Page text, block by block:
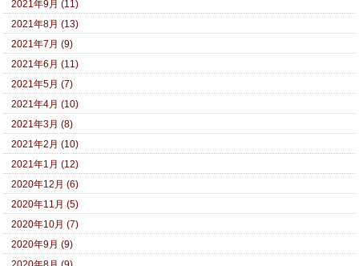
2021年9月 (11)
2021年8月 (13)
2021年7月 (9)
2021年6月 (11)
2021年5月 (7)
2021年4月 (10)
2021年3月 (8)
2021年2月 (10)
2021年1月 (12)
2020年12月 (6)
2020年11月 (5)
2020年10月 (7)
2020年9月 (9)